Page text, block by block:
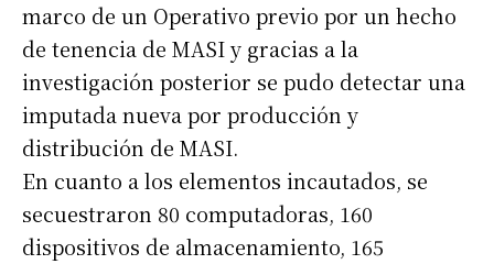
marco de un Operativo previo por un hecho
de tenencia de MASI y gracias a la
investigación posterior se pudo detectar una
imputada nueva por producción y
distribución de MASI.
En cuanto a los elementos incautados, se
secuestraron 80 computadoras, 160
dispositivos de almacenamiento, 165